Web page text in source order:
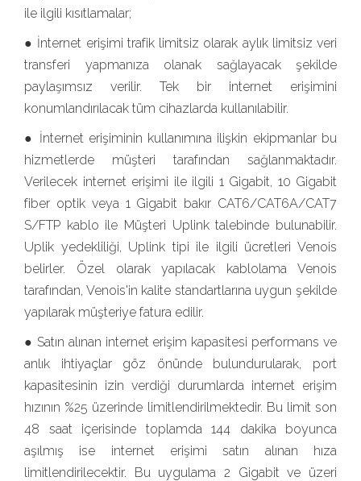
ile ilgili kısıtlamalar;
● İnternet erişimi trafik limitsiz olarak aylık limitsiz veri
transferi yapmanıza olanak sağlayacak şekilde
paylaşımsız verilir. Tek bir internet erişimini
konumlandırılacak tüm cihazlarda kullanılabilir.
● İnternet erişiminin kullanımına ilişkin ekipmanlar bu
hizmetlerde müşteri tarafından sağlanmaktadır.
Verilecek internet erişimi ile ilgili 1 Gigabit, 10 Gigabit
fiber optik veya 1 Gigabit bakır CAT6/CAT6A/CAT7
S/FTP kablo ile Müşteri Uplink talebinde bulunabilir.
Uplik yedekliliği, Uplink tipi ile ilgili ücretleri Venois
belirler. Özel olarak yapılacak kablolama Venois
tarafından, Venois'in kalite standartlarına uygun şekilde
yapılarak müşteriye fatura edilir.
● Satın alınan internet erişim kapasitesi performans ve
anlık ihtiyaçlar göz önünde bulundurularak, port
kapasitesinin izin verdiği durumlarda internet erişim
hızının %25 üzerinde limitlendirilmektedir. Bu limit son
48 saat içerisinde toplamda 144 dakika boyunca
aşılmış ise internet erişimi satın alınan hıza
limitlendirilecektir. Bu uygulama 2 Gigabit ve üzeri